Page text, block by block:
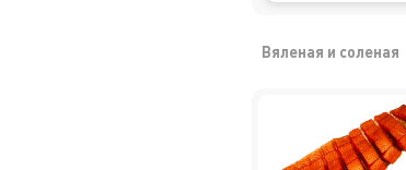
Вяленая и соленая